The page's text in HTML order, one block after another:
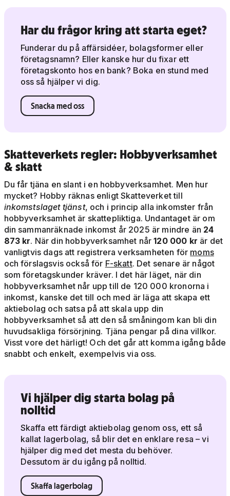
Har du frågor kring att starta eget?
Funderar du på affärsidéer, bolagsformer eller
företagsnamn? Eller kanske hur du fixar ett
företagskonto hos en bank? Boka en stund med
oss så hjälper vi dig.
Snacka med oss
Skatteverkets regler: Hobbyverksamhet
& skatt
Du får tjäna en slant i en hobbyverksamhet. Men hur
mycket? Hobby räknas enligt Skatteverket till
inkomstslaget tjänst, och i princip alla inkomster från
hobbyverksamhet är skattepliktiga. Undantaget är om
din sammanräknade inkomst år 2025 är mindre än 24
873 kr. När din hobbyverksamhet når120 000 kr är det
vanligtvis dags att registrera verksamheten för moms
och förslagsvis också för F-skatt. Det senare är något
som företagskunder kräver. I det här läget, när din
hobbyverksamhet når upp till de 120 000 kronorna i
inkomst, kanske det till och med är läga att skapa ett
aktiebolag och satsa på att skala upp din
hobbyverksamhet så att den så småningom kan bli din
huvudsakliga försörjning. Tjäna pengar på dina villkor.
Visst vore det härligt! Och det går att komma igång både
snabbt och enkelt, exempelvis via oss.
Vi hjälper dig starta bolag på
nolltid
Skaffa ett färdigt aktiebolag genom oss, ett så
kallat lagerbolag, så blir det en enklare resa – vi
hjälper dig med det mesta du behöver.
Dessutom är du igång på nolltid.
Skaffa lagerbolag